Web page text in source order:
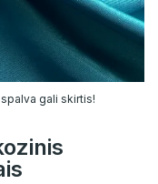
gali skirtis!